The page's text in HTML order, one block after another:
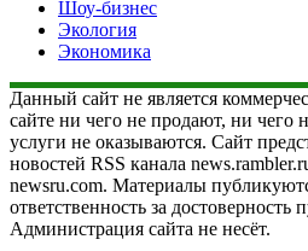
Шоу-бизнес
Экология
Экономика
Данный сайт не является
сайте ни чего не продают, ни чего
услуги не оказываются. Сайт
новостей RSS канала
newsru.com. Материалы
ответственность за
Администрация сайта не несёт.